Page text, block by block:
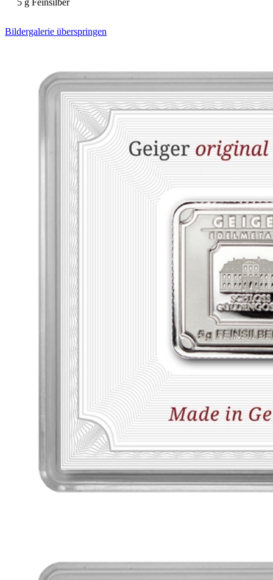
5 g Feinsilber
Bildergalerie überspringen